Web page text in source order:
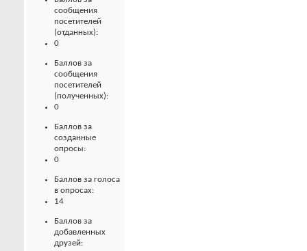
сообщения
посетителей
(отданных):
0
Баллов за
сообщения
посетителей
(полученных):
0
Баллов за
созданные
опросы:
0
Баллов за голоса
в опросах:
14
Баллов за
добавленных
друзей: